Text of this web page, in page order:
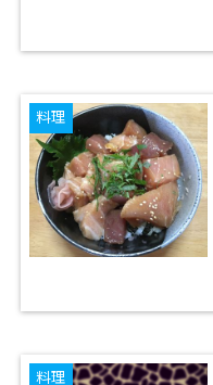
料理
料理